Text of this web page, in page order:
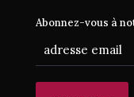
Abonnez-vous à